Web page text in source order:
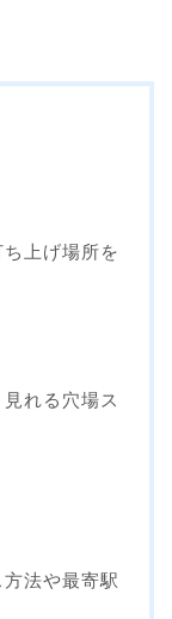
上げ場所を
れる穴場ス
法や最寄駅